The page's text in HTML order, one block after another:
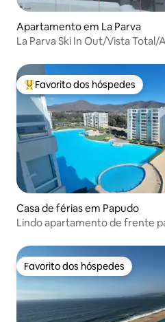
Apartamento em La Parva
La Parva Ski In Out/Vista Total/
Favoritos dos hóspedes mais
Favorito dos hóspedes
Casa de férias em Papudo
Lindo apartamento de frente
Favorito dos hóspedes
Favorito dos hóspedes